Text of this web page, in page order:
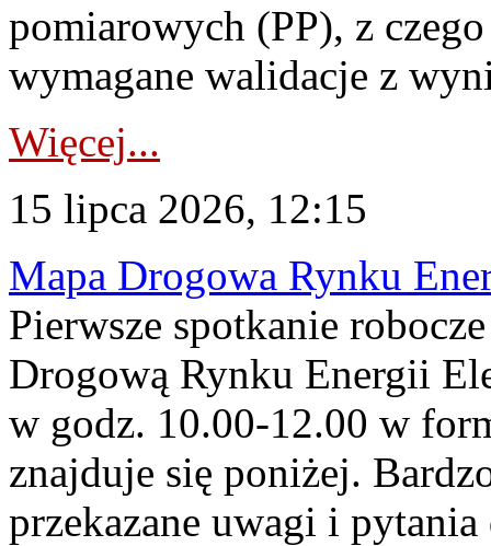
pomiarowych (PP), z
wymagane walidacje z
Więcej...
15 lipca 2026, 12:15
Mapa Drogowa Rynku
Pierwsze spotkanie
Drogową Rynku Energii
w godz. 10.00-12.00 w
znajduje się poniżej.
przekazane uwagi i